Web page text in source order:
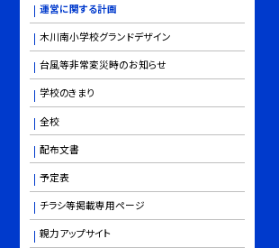
運営に関する計画
木川南小学校グランドデザイン
台風等非常変災時のお知らせ
学校のきまり
全校
配布文書
予定表
チラシ等掲載専用ページ
親力アップサイト